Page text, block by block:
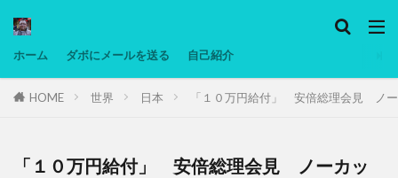
ホーム ダボにメールを送る 自己紹介
HOME 世界 日本 「１０万円給付」 安倍総理会見 ノ
「１０万円給付」 安倍総理会見 ノーカッ
タグ
低温調理・スロークッカー
低糖質ダイエット